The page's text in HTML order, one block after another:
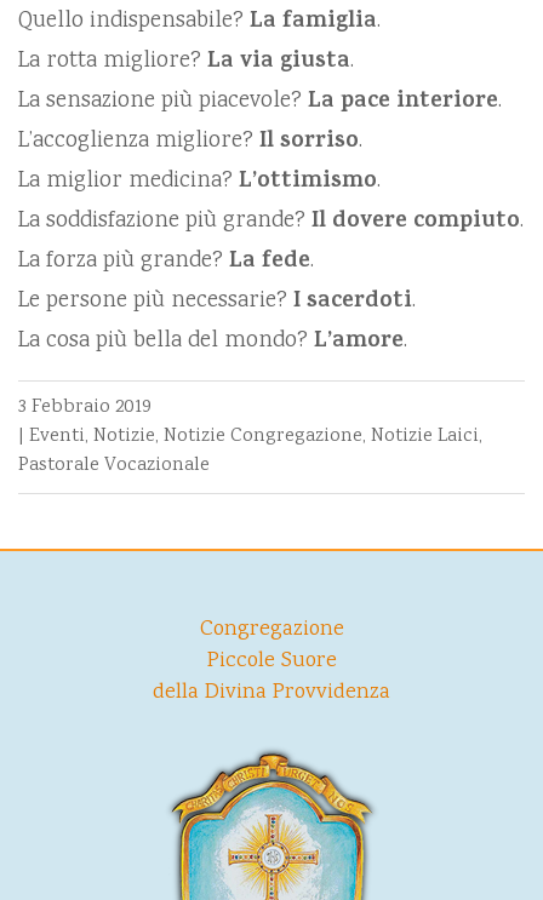
Quello indispensabile? La famiglia.
La rotta migliore? La via giusta.
La sensazione più piacevole? La pace interiore.
L’accoglienza migliore? Il sorriso.
La miglior medicina? L’ottimismo.
La soddisfazione più grande? Il dovere compiuto.
La forza più grande? La fede.
Le persone più necessarie? I sacerdoti.
La cosa più bella del mondo? L’amore.
3 Febbraio 2019
| Eventi, Notizie, Notizie Congregazione, Notizie Laici,
Pastorale Vocazionale
Congregazione
Piccole Suore
della Divina Provvidenza